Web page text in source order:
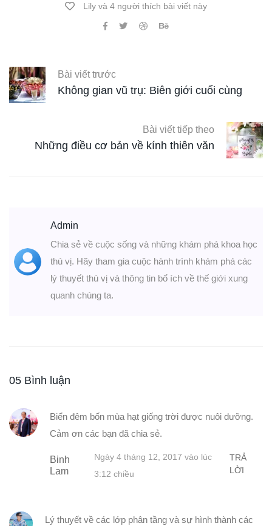
Lily và 4 người thích bài viết này
Bài viết trước
Không gian vũ trụ: Biên giới cuối cùng
Bài viết tiếp theo
Những điều cơ bản về kính thiên văn
Admin
Chia sẻ về cuộc sống và những khám phá khoa học
thú vị. Hãy tham gia cuộc hành trình khám phá các
lý thuyết thú vị và thông tin bổ ích về thế giới xung
quanh chúng ta.
05 Bình luận
Biển đêm bốn mùa hạt giống trời được nuôi dưỡng.
Cảm ơn các bạn đã chia sẻ.
Binh
Lam
Ngày 4 tháng 12, 2017 vào lúc
3:12 chiều
TRẢ
LỜI
Lý thuyết về các lớp phân tầng và sự hình thành các